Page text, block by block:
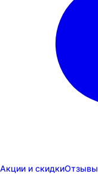
Акции и скидкиОтзывы